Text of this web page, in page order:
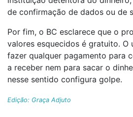
de confirmação de dados ou de
Por fim, o BC esclarece que o
valores esquecidos é gratuito. O
fazer qualquer pagamento para
a receber nem para sacar o
nesse sentido configura golpe.
Edição: Graça Adjuto